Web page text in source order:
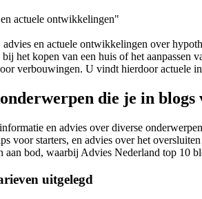
actuele ontwikkelingen"
en actuele ontwikkelingen over
het kopen van een huis of het
verbouwingen. U vindt hierdoor actuele
die je in blogs
en advies over diverse
voor starters, en advies over het
aan bod, waarbij Advies Nederland top 10
uitgelegd